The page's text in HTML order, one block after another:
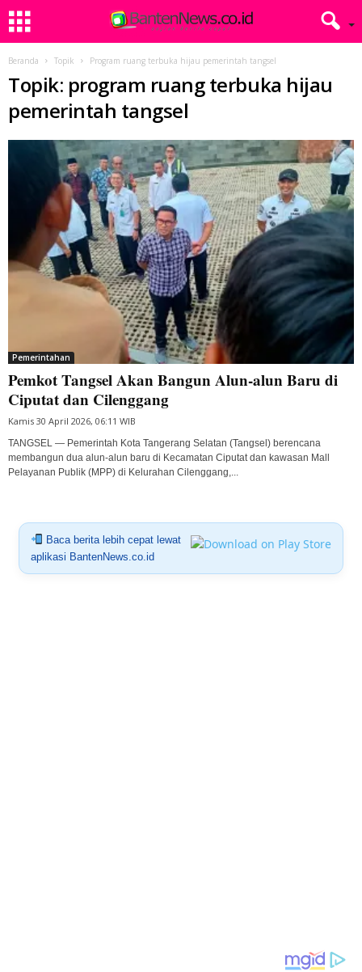
Beranda Topik Program ruang terbuka hijau pemerintah tangsel
Topik: program ruang terbuka hijau
pemerintah tangsel
Pemerintahan
Pemkot Tangsel Akan Bangun Alun-alun Baru di
Ciputat dan Cilenggang
Kamis 30 April 2026, 06:11 WIB
TANGSEL — Pemerintah Kota Tangerang Selatan (Tangsel) berencana
membangun dua alun-alun baru di Kecamatan Ciputat dan kawasan Mall
Pelayanan Publik (MPP) di Kelurahan Cilenggang,...
Baca berita lebih cepat lewat
aplikasi BantenNews.co.id